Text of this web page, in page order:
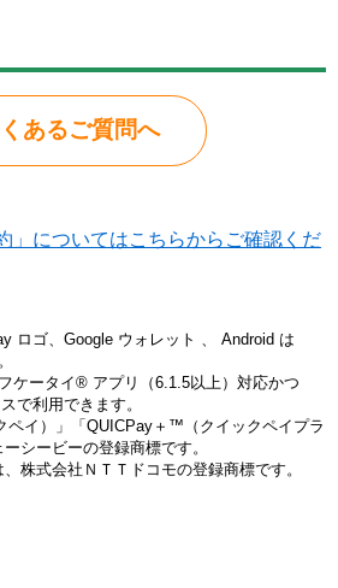
あるご質問へ
」についてはこちらからご確認くだ
ロゴ、Google ウォレット 、 Android は
ケータイ® アプリ（6.1.5以上）対応かつ
で利用できます。
ペイ）」「QUICPay＋™（クイックペイプラ
シービーの登録商標です。
、株式会社ＮＴＴドコモの登録商標です。